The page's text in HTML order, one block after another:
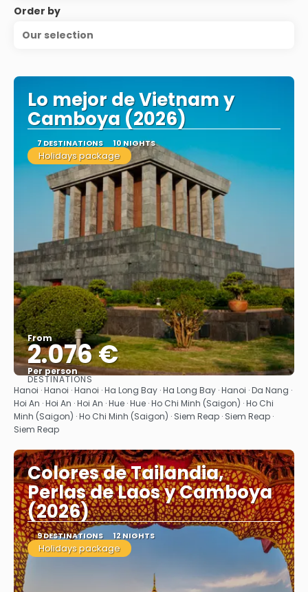
Order by
Our selection
Lo mejor de Vietnam y
Camboya (2026)
7 DESTINATIONS 10 NIGHTS
Holidays package
From
2.076 €
Per person
See
DESTINATIONS
Hanoi · Hanoi · Hanoi · Ha Long Bay · Ha Long Bay · Hanoi · Da Nang ·
Hoi An · Hoi An · Hoi An · Hue · Hue · Ho Chi Minh (Saigon) · Ho Chi
Minh (Saigon) · Ho Chi Minh (Saigon) · Siem Reap · Siem Reap ·
Siem Reap
Colores de Tailandia,
Perlas de Laos y Camboya
(2026)
9 DESTINATIONS 12 NIGHTS
Holidays package